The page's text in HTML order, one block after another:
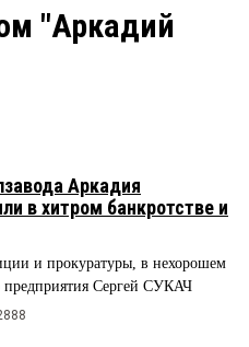
Рейтинги
"Аркадий
Аркадия
в хитром банкротстве и
и прокуратуры, в нехорошем
предприятия Сергей СУКАЧ